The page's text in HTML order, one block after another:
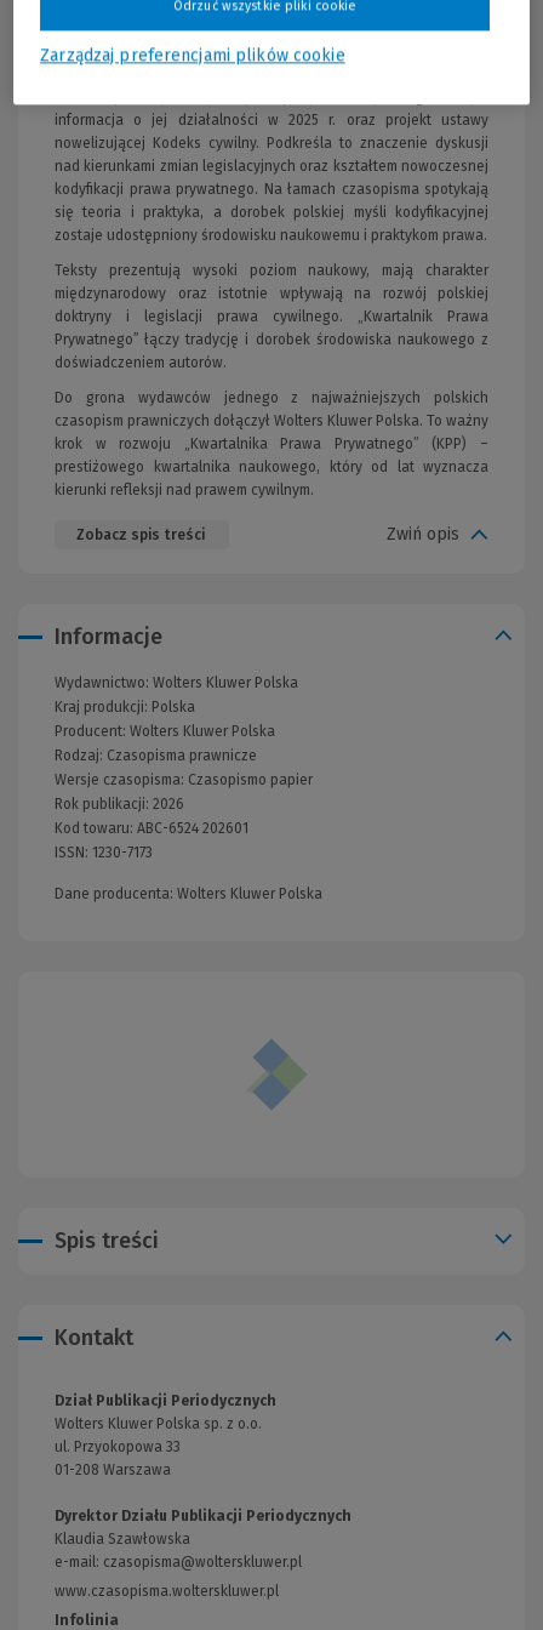
opisują prawo, ale osadzają je w szerokim, międzynarodowym
informacja o jej działalności w 2025 r. oraz projekt ustawy
nowelizującej Kodeks cywilny. Podkreśla to znaczenie dyskusji
nad kierunkami zmian legislacyjnych oraz kształtem nowoczesnej
kodyfikacji prawa prywatnego. Na łamach czasopisma spotykają
się teoria i praktyka, a dorobek polskiej myśli kodyfikacyjnej
zostaje udostępniony środowisku naukowemu i praktykom prawa.
Teksty prezentują wysoki poziom naukowy, mają charakter
międzynarodowy oraz istotnie wpływają na rozwój polskiej
doktryny i legislacji prawa cywilnego. „Kwartalnik Prawa
Prywatnegoˮ łączy tradycję i dorobek środowiska naukowego z
doświadczeniem autorów.
Do grona wydawców jednego z najważniejszych polskich
czasopism prawniczych dołączył Wolters Kluwer Polska. To ważny
krok w rozwoju „Kwartalnika Prawa Prywatnego” (KPP) –
prestiżowego kwartalnika naukowego, który od lat wyznacza
kierunki refleksji nad prawem cywilnym.
Zobacz spis treści Zwiń opis
Informacje
Wydawnictwo: Wolters Kluwer Polska
Kraj produkcji: Polska
Producent: Wolters Kluwer Polska
Rodzaj: Czasopisma prawnicze
Wersje czasopisma: Czasopismo papier
Rok publikacji: 2026
Kod towaru: ABC-6524 202601
ISSN: 1230-7173
Dane producenta: Wolters Kluwer Polska
Spis treści
Kontakt
Dział Publikacji Periodycznych
Wolters Kluwer Polska sp. z o.o.
ul. Przyokopowa 33
01-208 Warszawa
Dyrektor Działu Publikacji Periodycznych
Klaudia Szawłowska
e-mail: czasopisma@wolterskluwer.pl
www.czasopisma.wolterskluwer.pl
Infolinia
Zarządzaj preferencjami plików cookie
Odrzuć wszystkie pliki cookie